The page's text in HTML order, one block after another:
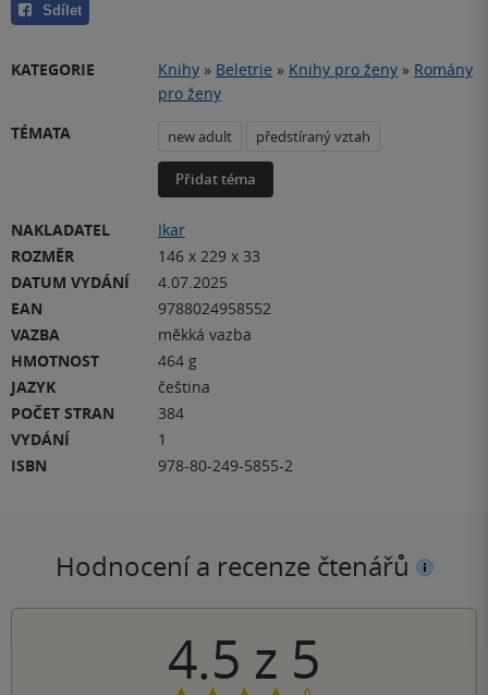
Sdílet
KATEGORIE Knihy » Beletrie » Knihy pro ženy » Romány
pro ženy
TÉMATA
new adult předstíraný vztah
Přidat téma
NAKLADATEL
Ikar
ROZMĚR
146 x 229 x 33
DATUM VYDÁNÍ
4.07.2025
EAN
9788024958552
VAZBA
měkká vazba
HMOTNOST
464 g
JAZYK
čeština
POČET STRAN
384
VYDÁNÍ
1
ISBN
978-80-249-5855-2
Hodnocení a recenze čtenářů
4.5 z 5